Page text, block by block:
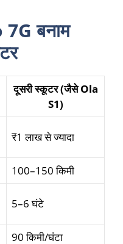
बनाम
दूसरी स्कूटर (जैसे Ola
S1)
₹1 लाख से ज्यादा
100–150 किमी
5–6 घंटे
90 किमी/घंटा